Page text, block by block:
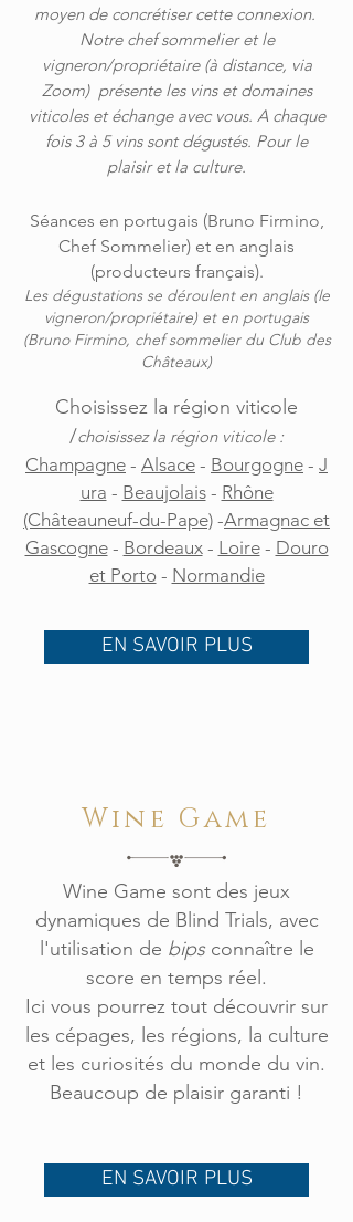
moyen de concrétiser cette connexion.
Notre chef sommelier et le
vigneron/propriétaire (à distance, via
Zoom) présente les vins et domaines
viticoles et échange avec vous. A chaque
fois 3 à 5 vins sont dégustés. Pour le
plaisir et la culture.
Séances en portugais (Bruno Firmino,
Chef Sommelier) et en anglais
(producteurs français).
Les dégustations se déroulent en anglais (le
vigneron/propriétaire) et en portugais
(Bruno Firmino, chef sommelier du Club des
Châteaux)
Choisissez la région viticole
/choisissez la région viticole :
Champagne - Alsace - Bourgogne - J
ura - Beaujolais- Rhône
(Châteauneuf-du-Pape) -Armagnac et
Gascogne- Bordeaux- Loire- Douro
et Porto - Normandie
EN SAVOIR PLUS
Wine Game
Wine Game sont des jeux
dynamiques de Blind Trials, avec
l'utilisation de bipsconnaître le
score en temps réel .
Ici vous pourrez tout découvrir sur
les cépages, les régions, la culture
et les curiosités du monde du vin.
Beaucoup de plaisir garanti !
EN SAVOIR PLUS